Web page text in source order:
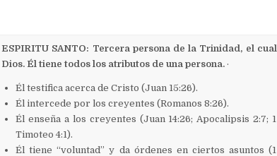
ESPIRITU SANTO: Tercera persona de la Trinidad, el
Dios. Él tiene todos los atributos de una persona. ·
Él testifica acerca de Cristo (Juan 15:26).
Él intercede por los creyentes (Romanos 8:26).
Él enseña a los creyentes (Juan 14:26; Apocalipsis 2:7; 1
Timoteo 4:1).
Él tiene “voluntad” y da órdenes en ciertos asuntos (1